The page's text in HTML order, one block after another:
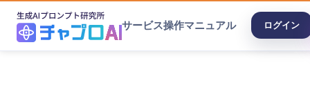
サービス操作マニュアル ログイン